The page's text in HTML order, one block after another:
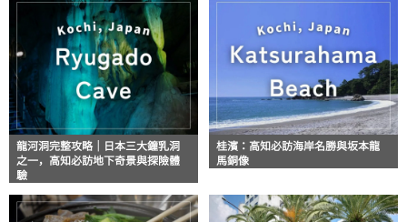
龍河洞完整攻略｜日本三大鐘乳洞
之一，高知必訪地下奇景與探險體
驗
桂濱：高知必訪海岸名勝與坂本龍
馬銅像